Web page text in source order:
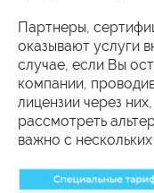
Партнеры,
оказывают услуги
случае, если Вы
компании,
лицензии через
рассмотреть
важно с